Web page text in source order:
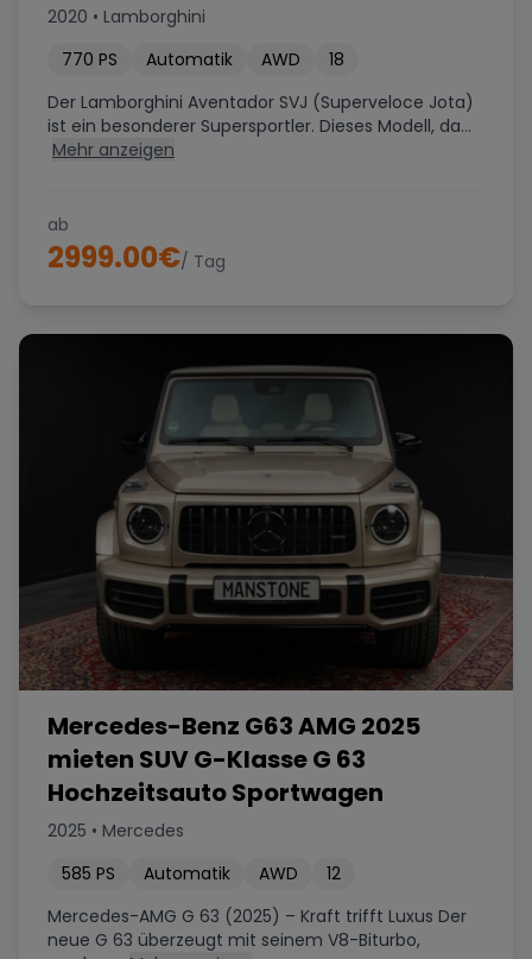
2020 • Lamborghini
770 PS Automatik AWD
18
Der Lamborghini Aventador SVJ (Superveloce Jota)
ist ein besonderer Supersportler. Dieses Modell, da...
Mehr anzeigen
ab
2999.00€/ Tag
Mercedes-Benz G63 AMG 2025
mieten SUV G-Klasse G 63
Hochzeitsauto Sportwagen
2025 • Mercedes
585 PS Automatik AWD
12
Mercedes-AMG G 63 (2025) – Kraft trifft Luxus Der
neue G 63 überzeugt mit seinem V8-Biturbo,